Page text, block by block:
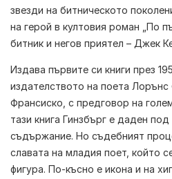
звезди на битническото
на герой в култовия роман „По
битник и негов приятел – Джек
Издава първите си книги през
издателството на поета Лорънс
Франсиско, с предговор на
тази книга Гинзбърг е даден
съдържание. Но съдебният
славата на младия поет, който
фигура. По-късно е икона и на